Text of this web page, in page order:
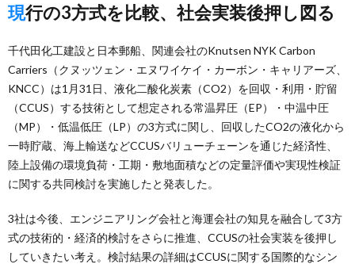
現行の3方式を比較、社会実装後押し図る
千代田化工建設と日本郵船、関連会社のKnutsen NYK Carbon
Carriers（クヌッツェン・エヌワイケイ・カーボン・キャリアーズ、
KNCC）は1月31日、液化二酸化炭素（CO2）を回収・利用・貯留
（CCUS）する技術として想定される常温昇圧（EP）・中温中圧
（MP）・低温低圧（LP）の3方式に関し、回収したCO2の液化から
一時貯蔵、海上輸送などCCUSバリューチェーンを通じた経済性、
陸上設備の環境負荷・工期・敷地面積などの定量評価や実現性検証
に関する共同検討を実施したと発表した。
3社は今後、エンジニアリング会社と海運会社の知見を融合して3方
式の技術的・経済的検討をさらに推進、CCUSの社会実装を後押し
していきたい考え。検討結果の詳細はCCUSに関する国際的なシン